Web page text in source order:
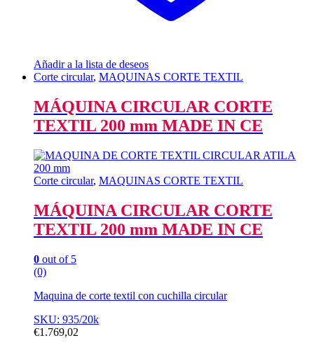
Añadir a la lista de deseos
Corte circular, MAQUINAS CORTE TEXTIL
MÁQUINA CIRCULAR CORTE
TEXTIL 200 mm MADE IN CE
Corte circular, MAQUINAS CORTE TEXTIL
MÁQUINA CIRCULAR CORTE
TEXTIL 200 mm MADE IN CE
0 out of 5
(0)
Maquina de corte textil con cuchilla circular
SKU: 935/20k
€1.769,02